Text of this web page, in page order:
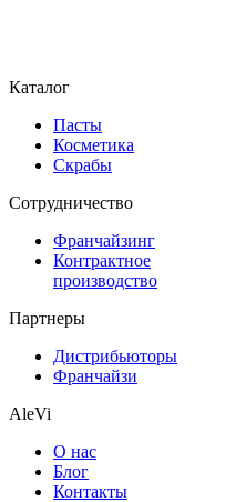
Каталог
Пасты
Косметика
Скрабы
Cотрудничество
Франчайзинг
Контрактное
производство
Партнеры
Дистрибьюторы
Франчайзи
AleVi
О нас
Блог
Контакты